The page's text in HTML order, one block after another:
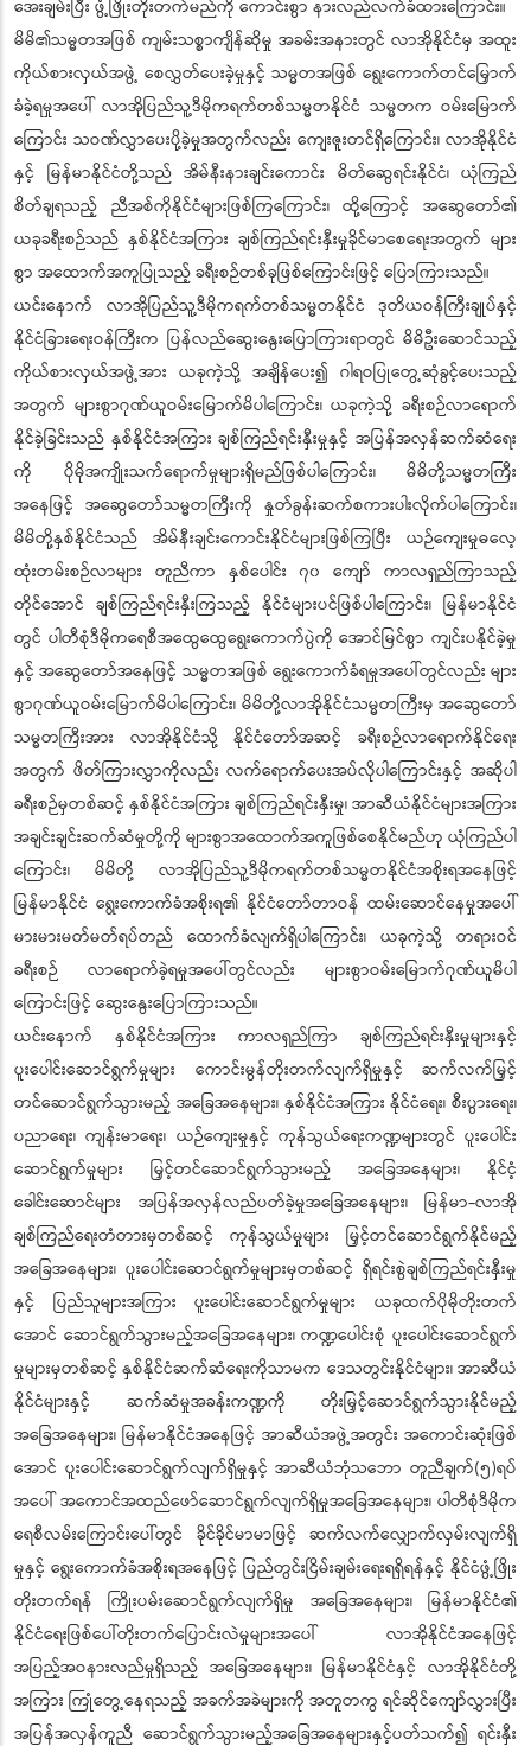
အေးချမ်းပြီး ဖွံ့ဖြိုးတိုးတက်မည်ကို ကောင်းစွာ နားလည်လက်ခံထားကြောင်း။
မိမိ၏သမ္မတအဖြစ် ကျမ်းသစ္စာကျိန်ဆိုမှု အခမ်းအနားတွင် လာအိုနိုင်ငံမှ အထူး
ကိုယ်စားလှယ်အဖွဲ့ စေလွှတ်ပေးခဲ့မှုနှင့် သမ္မတအဖြစ် ရွေးကောက်တင်မြှောက်
ခံခဲ့ရမှုအပေါ် လာအိုပြည်သူ့ဒီမိုကရက်တစ်သမ္မတနိုင်ငံ သမ္မတက ဝမ်းမြောက်
ကြောင်း သဝဏ်လွှာပေးပို့ခဲ့မှုအတွက်လည်း ကျေးဇူးတင်ရှိကြောင်း၊ လာအိုနိုင်ငံ
နှင့် မြန်မာနိုင်ငံတို့သည် အိမ်နီးနားချင်းကောင်း မိတ်ဆွေရင်းနိုင်ငံ၊ ယုံကြည်
စိတ်ချရသည့် ညီအစ်ကိုနိုင်ငံများဖြစ်ကြကြောင်း၊ ထို့ကြောင့် အဆွေတော်၏
ယခုခရီးစဉ်သည် နှစ်နိုင်ငံအကြား ချစ်ကြည်ရင်းနှီးမှုခိုင်မာစေရေးအတွက် များ
စွာ အထောက်အကူပြုသည့် ခရီးစဉ်တစ်ခုဖြစ်ကြောင်းဖြင့် ပြောကြားသည်။
ယင်းနောက် လာအိုပြည်သူ့ဒီမိုကရက်တစ်သမ္မတနိုင်ငံ ဒုတိယဝန်ကြီးချုပ်နှင့်
နိုင်ငံခြားရေးဝန်ကြီးက ပြန်လည်ဆွေးနွေးပြောကြားရာတွင် မိမိဦးဆောင်သည့်
ကိုယ်စားလှယ်အဖွဲ့အား ယခုကဲ့သို့ အချိန်ပေး၍ ဂါရဝပြုတွေ့ဆုံခွင့်ပေးသည့်
အတွက် များစွာဂုဏ်ယူဝမ်းမြောက်မိပါကြောင်း၊ ယခုကဲ့သို့ ခရီးစဉ်လာရောက်
နိုင်ခဲ့ခြင်းသည် နှစ်နိုင်ငံအကြား ချစ်ကြည်ရင်းနှီးမှုနှင့် အပြန်အလှန်ဆက်ဆံရေး
ကို ပိုမိုအကျိုးသက်ရောက်မှုများရှိမည်ဖြစ်ပါကြောင်း၊ မိမိတို့သမ္မတကြီး
အနေဖြင့် အဆွေတော်သမ္မတကြီးကို နှုတ်ခွန်းဆက်စကားပါးလိုက်ပါကြောင်း၊
မိမိတို့နှစ်နိုင်ငံသည် အိမ်နီးချင်းကောင်းနိုင်ငံများဖြစ်ကြပြီး ယဉ်ကျေးမှုဓလေ့
ထုံးတမ်းစဉ်လာများ တူညီကာ နှစ်ပေါင်း ၇၀ ကျော် ကာလရှည်ကြာသည့်
တိုင်အောင် ချစ်ကြည်ရင်းနှီးကြသည့် နိုင်ငံများပင်ဖြစ်ပါကြောင်း၊ မြန်မာနိုင်ငံ
တွင် ပါတီစုံဒီမိုကရေစီအထွေထွေရွေးကောက်ပွဲကို အောင်မြင်စွာ ကျင်းပနိုင်ခဲ့မှု
နှင့် အဆွေတော်အနေဖြင့် သမ္မတအဖြစ် ရွေးကောက်ခံရမှုအပေါ်တွင်လည်း များ
စွာဂုဏ်ယူဝမ်းမြောက်မိပါကြောင်း၊ မိမိတို့လာအိုနိုင်ငံသမ္မတကြီးမှ အဆွေတော်
သမ္မတကြီးအား လာအိုနိုင်ငံသို့ နိုင်ငံတော်အဆင့် ခရီးစဉ်လာရောက်နိုင်ရေး
အတွက် ဖိတ်ကြားလွှာကိုလည်း လက်ရောက်ပေးအပ်လိုပါကြောင်းနှင့် အဆိုပါ
ခရီးစဉ်မှတစ်ဆင့် နှစ်နိုင်ငံအကြား ချစ်ကြည်ရင်းနှီးမှု၊ အာဆီယံနိုင်ငံများအကြား
အချင်းချင်းဆက်ဆံမှုတို့ကို များစွာအထောက်အကူဖြစ်စေနိုင်မည်ဟု ယုံကြည်ပါ
ကြောင်း၊ မိမိတို့ လာအိုပြည်သူ့ဒီမိုကရက်တစ်သမ္မတနိုင်ငံအစိုးရအနေဖြင့်
မြန်မာနိုင်ငံ ရွေးကောက်ခံအစိုးရ၏ နိုင်ငံတော်တာဝန် ထမ်းဆောင်နေမှုအပေါ်
မားမားမတ်မတ်ရပ်တည် ထောက်ခံလျက်ရှိပါကြောင်း၊ ယခုကဲ့သို့ တရားဝင်
ခရီးစဉ် လာရောက်ခဲ့ရမှုအပေါ်တွင်လည်း များစွာဝမ်းမြောက်ဂုဏ်ယူမိပါ
ကြောင်းဖြင့် ဆွေးနွေးပြောကြားသည်။
ယင်းနောက် နှစ်နိုင်ငံအကြား ကာလရှည်ကြာ ချစ်ကြည်ရင်းနှီးမှုများနှင့်
ပူးပေါင်းဆောင်ရွက်မှုများ ကောင်းမွန်တိုးတက်လျက်ရှိမှုနှင့် ဆက်လက်မြှင့်
တင်ဆောင်ရွက်သွားမည့် အခြေအနေများ၊ နှစ်နိုင်ငံအကြား နိုင်ငံရေး၊ စီးပွားရေး၊
ပညာရေး၊ ကျန်းမာရေး၊ ယဉ်ကျေးမှုနှင့် ကုန်သွယ်ရေးကဏ္ဍများတွင် ပူးပေါင်း
ဆောင်ရွက်မှုများ မြှင့်တင်ဆောင်ရွက်သွားမည့် အခြေအနေများ၊ နိုင်ငံ့
ခေါင်းဆောင်များ အပြန်အလှန်လည်ပတ်ခဲ့မှုအခြေအနေများ၊ မြန်မာ-လာအို
ချစ်ကြည်ရေးတံတားမှတစ်ဆင့် ကုန်သွယ်မှုများ မြှင့်တင်ဆောင်ရွက်နိုင်မည့်
အခြေအနေများ၊ ပူးပေါင်းဆောင်ရွက်မှုများမှတစ်ဆင့် ရှိရင်းစွဲချစ်ကြည်ရင်းနှီးမှု
နှင့် ပြည်သူများအကြား ပူးပေါင်းဆောင်ရွက်မှုများ ယခုထက်ပိုမိုတိုးတက်
အောင် ဆောင်ရွက်သွားမည့်အခြေအနေများ၊ ကဏ္ဍပေါင်းစုံ ပူးပေါင်းဆောင်ရွက်
မှုများမှတစ်ဆင့် နှစ်နိုင်ငံဆက်ဆံရေးကိုသာမက ဒေသတွင်းနိုင်ငံများ၊ အာဆီယံ
နိုင်ငံများနှင့် ဆက်ဆံမှုအခန်းကဏ္ဍကို တိုးမြှင့်ဆောင်ရွက်သွားနိုင်မည့်
အခြေအနေများ၊ မြန်မာနိုင်ငံအနေဖြင့် အာဆီယံအဖွဲ့အတွင်း အကောင်းဆုံးဖြစ်
အောင် ပူးပေါင်းဆောင်ရွက်လျက်ရှိမှုနှင့် အာဆီယံဘုံသဘော တူညီချက်(၅)ရပ်
အပေါ် အကောင်အထည်ဖော်ဆောင်ရွက်လျက်ရှိမှုအခြေအနေများ၊ ပါတီစုံဒီမိုက
ရေစီလမ်းကြောင်းပေါ်တွင် ခိုင်ခိုင်မာမာဖြင့် ဆက်လက်လျှောက်လှမ်းလျက်ရှိ
မှုနှင့် ရွေးကောက်ခံအစိုးရအနေဖြင့် ပြည်တွင်းငြိမ်းချမ်းရေးရရှိရန်နှင့် နိုင်ငံဖွံ့ဖြိုး
တိုးတက်ရန် ကြိုးပမ်းဆောင်ရွက်လျက်ရှိမှု အခြေအနေများ၊ မြန်မာနိုင်ငံ၏
နိုင်ငံရေးဖြစ်ပေါ်တိုးတက်ပြောင်းလဲမှုများအပေါ် လာအိုနိုင်ငံအနေဖြင့်
အပြည့်အဝနားလည်မှုရှိသည့် အခြေအနေများ၊ မြန်မာနိုင်ငံနှင့် လာအိုနိုင်ငံတို့
အကြား ကြုံတွေ့နေရသည့် အခက်အခဲများကို အတူတကွ ရင်ဆိုင်ကျော်လွှားပြီး
အပြန်အလှန်ကူညီ ဆောင်ရွက်သွားမည့်အခြေအနေများနှင့်ပတ်သက်၍ ရင်းနှီး